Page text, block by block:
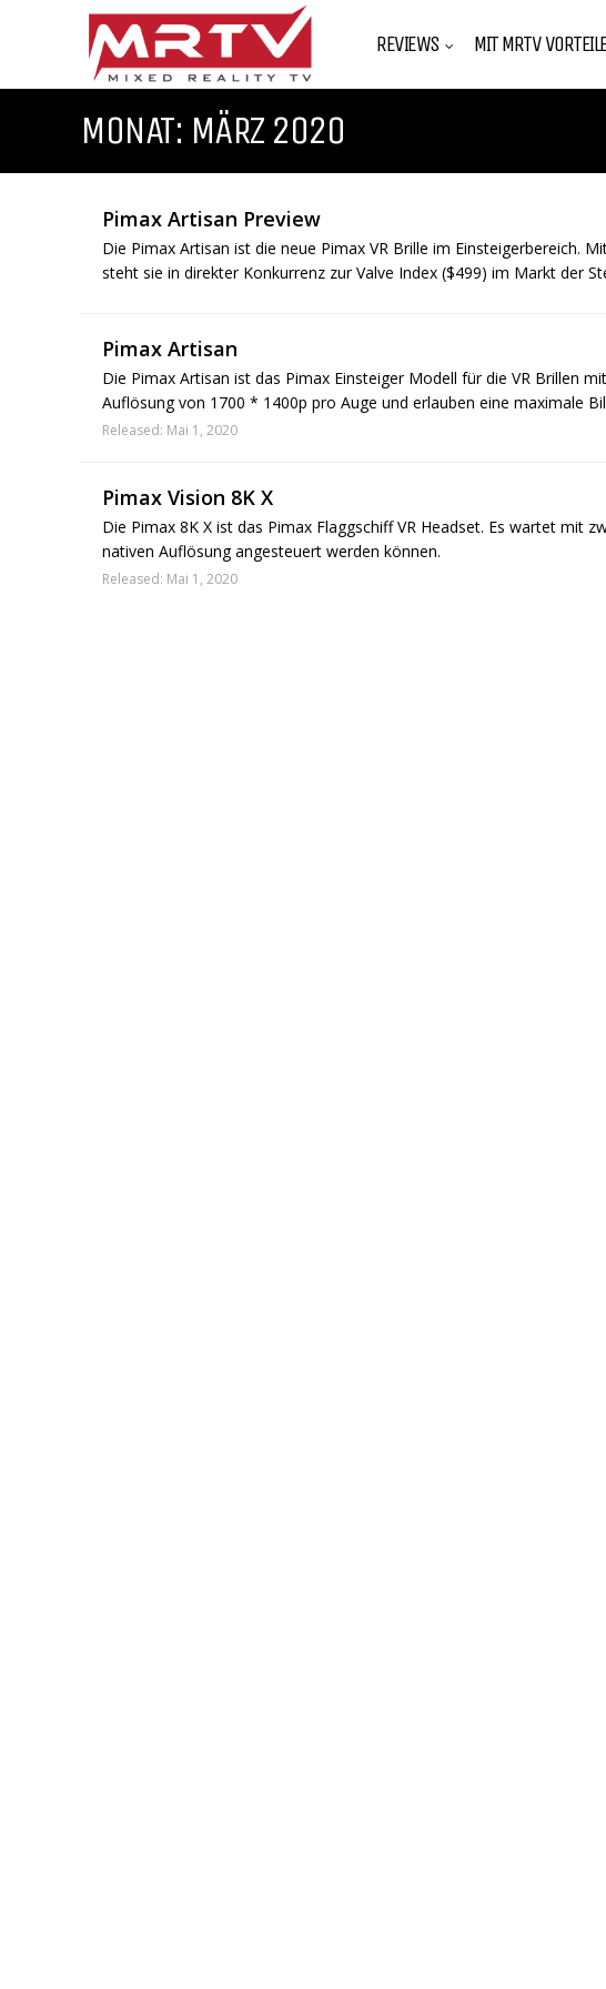
REVIEWS MIT MRTV
MONAT: MÄRZ 2020
Pimax Artisan Preview
Die Pimax Artisan ist die neue Pimax VR Brille im Einsteigerbereich.
steht sie in direkter Konkurrenz zur Valve Index ($499) im Markt der
Pimax Artisan
Die Pimax Artisan ist das Pimax Einsteiger Modell für die VR Brillen
Auflösung von 1700 * 1400p pro Auge und erlauben eine maximale
Released: Mai 1, 2020
Pimax Vision 8K X
Die Pimax 8K X ist das Pimax Flaggschiff VR Headset. Es wartet mit
nativen Auflösung angesteuert werden können.
Released: Mai 1, 2020